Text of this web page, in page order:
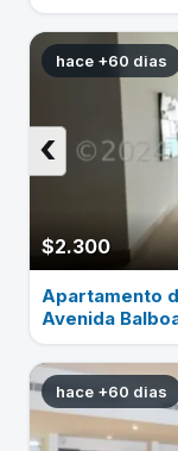
hace +60 dias
$2.300
‹
Apartamento
Avenida
hace +60 dias